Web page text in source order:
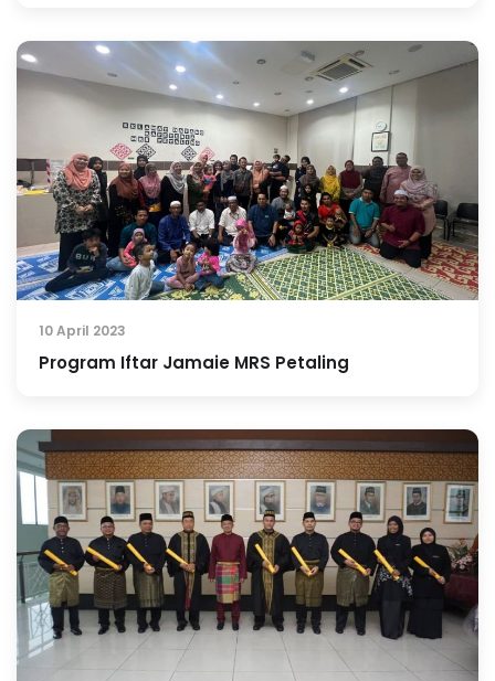
10 April 2023
Program Iftar Jamaie MRS Petaling